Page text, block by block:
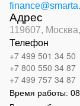
Адрес
119607, Москва,
Телефон
+7 499 501 34 50
+7 800 550 34 87
+7 499 757 34 87
Время работы: